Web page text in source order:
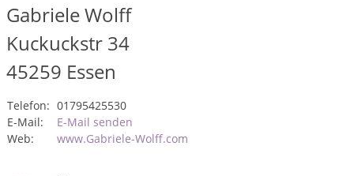
Gabriele Wolff
Kuckuckstr 34
45259 Essen
Telefon: 01795425530
E-Mail:
E-Mail senden
Web:
www.Gabriele-Wolff.com